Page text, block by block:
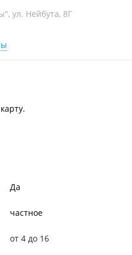
ул. Нейбута, 8Г
Да
частное
от 4 до 16